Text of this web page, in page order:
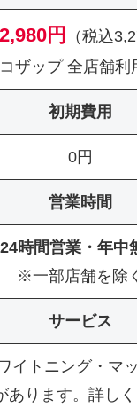
円
（税込
ザップ 全店舗利
初期費用
0円
営業時間
24時間営業・年中
※一部店舗を除
サービス
イトニング・マ
ります。詳し